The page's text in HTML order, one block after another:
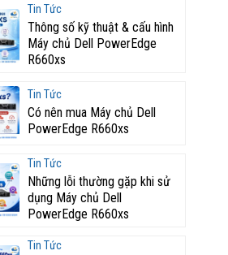
Tin Tức
Thông số kỹ thuật & cấu hình
Máy chủ Dell PowerEdge
R660xs
Tin Tức
Có nên mua Máy chủ Dell
PowerEdge R660xs
Tin Tức
Những lỗi thường gặp khi sử
dụng Máy chủ Dell
PowerEdge R660xs
Tin Tức